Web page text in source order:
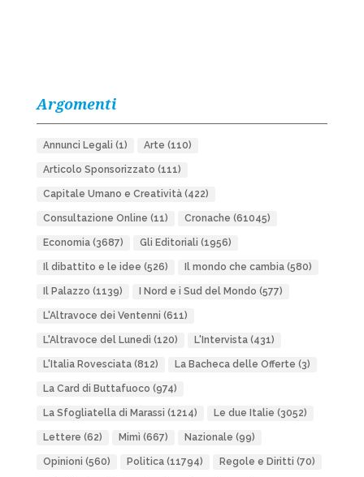
Argomenti
Annunci Legali (1) Arte (110)
Articolo Sponsorizzato (111)
Capitale Umano e Creatività(422)
Consultazione Online (11) Cronache (61045)
Economia(3687) Gli Editoriali (1956)
Il dibattito e le idee (526) Il mondo che cambia(580)
Il Palazzo (1139) I Nord e i Sud del Mondo (577)
L'Altravoce dei Ventenni (611)
L'Altravoce del Lunedì (120) L'Intervista(431)
L'Italia Rovesciata(812) La Bacheca delle Offerte (3)
La Card di Buttafuoco (974)
La Sfogliatella di Marassi (1214) Le due Italie (3052)
Lettere (62) Mimì (667) Nazionale (99)
Opinioni (560) Politica(11794) Regole e Diritti (70)